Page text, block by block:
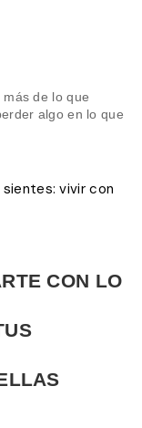
de lo que
algo en lo que
CON LO